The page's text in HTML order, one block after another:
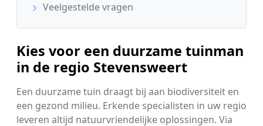
Veelgestelde vragen
Kies voor een duurzame tuinman
in de regio Stevensweert
Een duurzame tuin draagt bij aan biodiversiteit en
een gezond milieu. Erkende specialisten in uw regio
leveren altijd natuurvriendelijke oplossingen. Via